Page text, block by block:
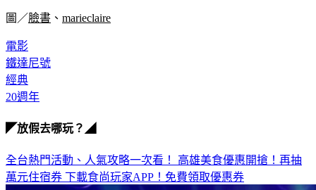
圖／臉書 、 marieclaire
電影
鐵達尼號
經典
20週年
◤放假去哪玩？◢
全台熱門活動、人氣攻略一次看！ 高雄美食優惠開搶！再抽
萬元住宿券 下載食尚玩家APP！免費領取優惠券